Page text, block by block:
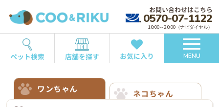
お問い合わせはこちら
0570-07-1122
10:00～20:00（ナビダイヤル）
ペット検索 店舗を探す お気に入り MENU
ワンちゃん
ネコちゃん